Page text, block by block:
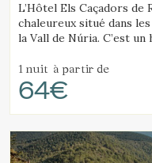
L’Hôtel Els Caçadors
chaleureux situé dans
la Vall de Núria. C’est
1 nuit à partir de
64€